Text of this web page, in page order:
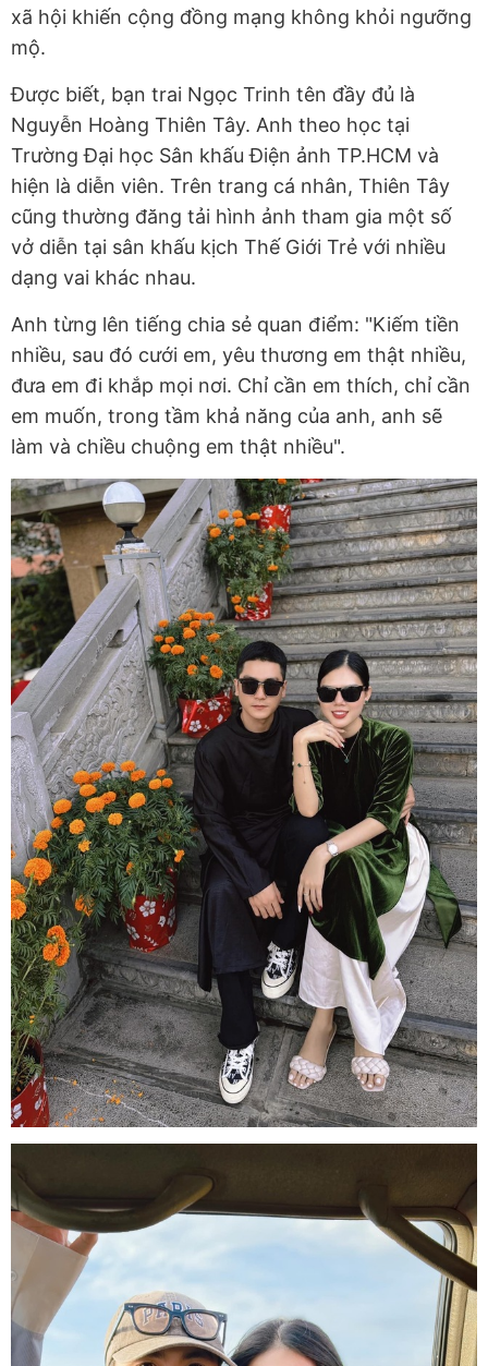
xã hội khiến cộng đồng mạng không khỏi ngưỡng
mộ.
Được biết, bạn trai Ngọc Trinh tên đầy đủ là
Nguyễn Hoàng Thiên Tây. Anh theo học tại
Trường Đại học Sân khấu Điện ảnh TP.HCM và
hiện là diễn viên. Trên trang cá nhân, Thiên Tây
cũng thường đăng tải hình ảnh tham gia một số
vở diễn tại sân khấu kịch Thế Giới Trẻ với nhiều
dạng vai khác nhau.
Anh từng lên tiếng chia sẻ quan điểm: "Kiếm tiền
nhiều, sau đó cưới em, yêu thương em thật nhiều,
đưa em đi khắp mọi nơi. Chỉ cần em thích, chỉ cần
em muốn, trong tầm khả năng của anh, anh sẽ
làm và chiều chuộng em thật nhiều".